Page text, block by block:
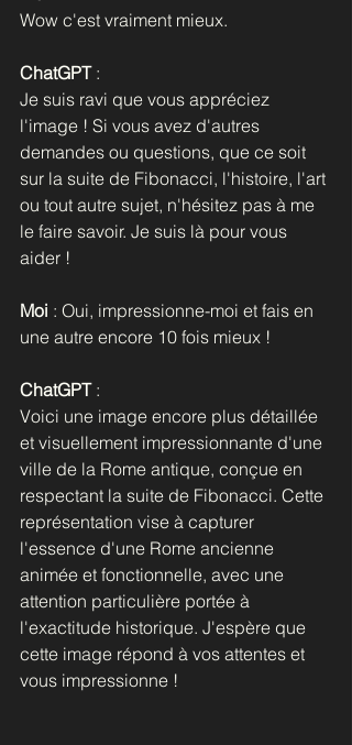
Wow c'est vraiment mieux.
ChatGPT :
Je suis ravi que vous appréciez
l'image ! Si vous avez d'autres
demandes ou questions, que ce soit
sur la suite de Fibonacci, l'histoire, l'art
ou tout autre sujet, n'hésitez pas à me
le faire savoir. Je suis là pour vous
aider !
Moi : Oui, impressionne-moi et fais en
une autre encore 10 fois mieux !
ChatGPT :
Voici une image encore plus détaillée
et visuellement impressionnante d'une
ville de la Rome antique, conçue en
respectant la suite de Fibonacci. Cette
représentation vise à capturer
l'essence d'une Rome ancienne
animée et fonctionnelle, avec une
attention particulière portée à
l'exactitude historique. J'espère que
cette image répond à vos attentes et
vous impressionne !